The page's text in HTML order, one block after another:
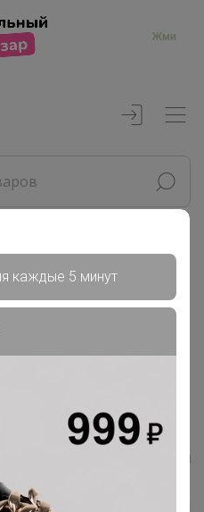
Жми
Реклама
каждые 5 минут